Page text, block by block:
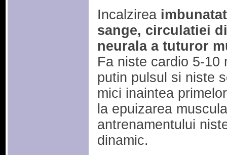
Incalzirea
sange, circulatiei
neurala a tuturor
Fa niste cardio 5-10
putin pulsul si niste
mici inaintea
la epuizarea
antrenamentului
dinamic.